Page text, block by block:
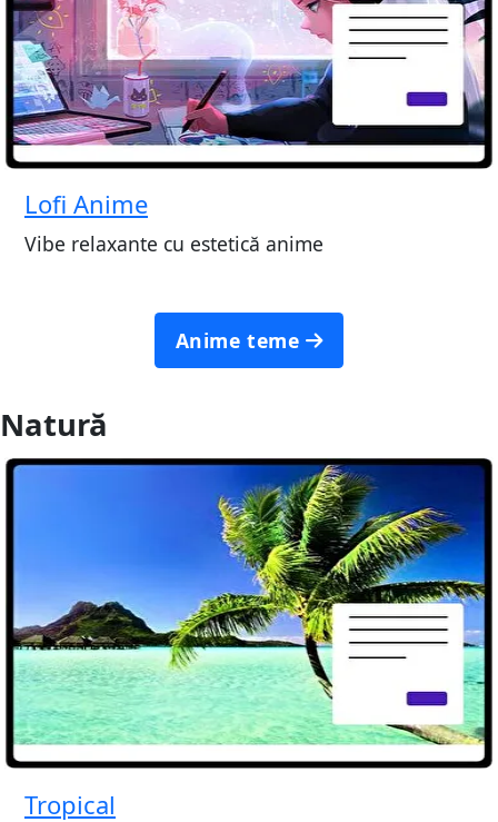
Lofi Anime
Vibe relaxante cu estetică anime
Anime teme
Natură
Tropical